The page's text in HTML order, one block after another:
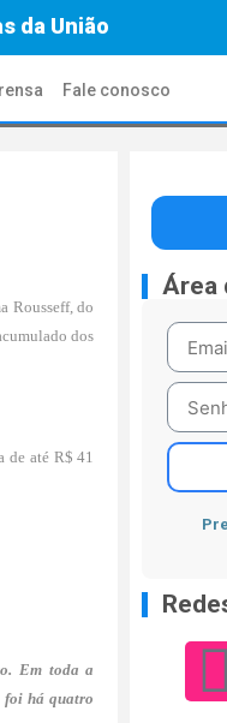
da União
Fale conosco
Rousseff, do
dos
de até R$ 41
Em toda a
foi há quatro
Área